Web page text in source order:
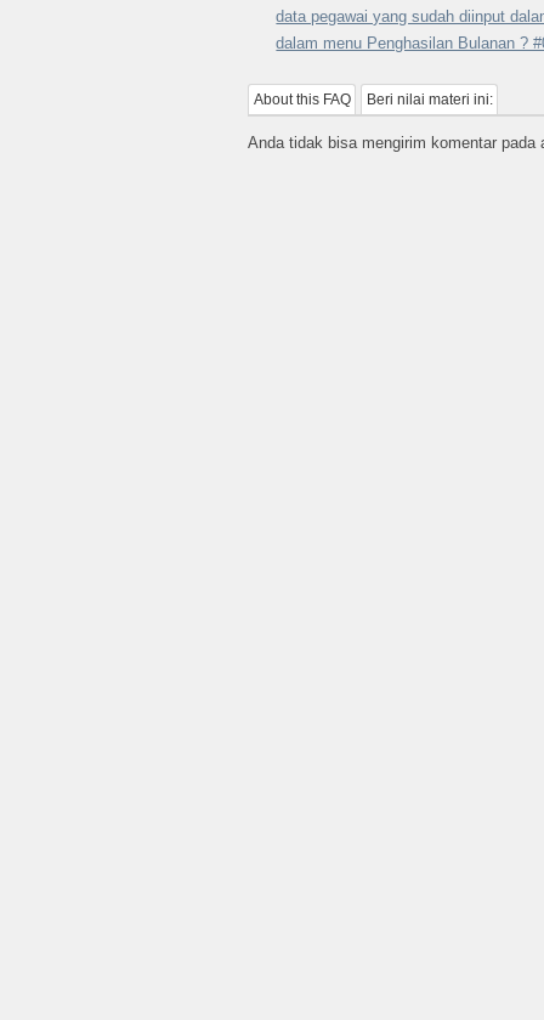
data pegawai yang sudah diinput
dalam menu Penghasilan Bulanan ?
About this FAQ Beri nilai materi ini:
Anda tidak bisa mengirim komentar pada